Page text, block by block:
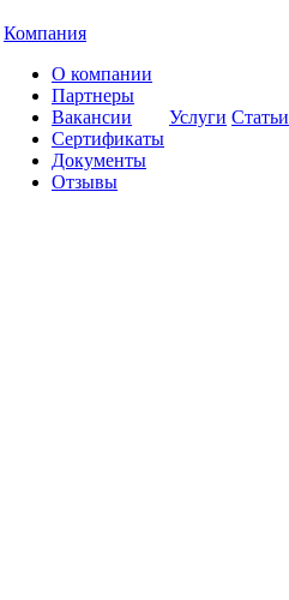
Компания
О компании
Партнеры
Вакансии
Сертификаты
Документы
Отзывы
Услуги Статьи